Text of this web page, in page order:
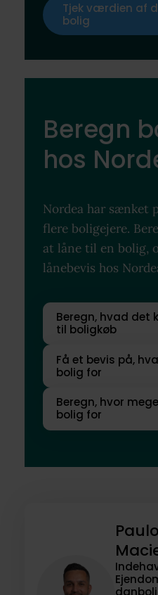
Tjek værdien af
bolig
Beregn
hos
Nordea har sænket
flere boligejere.
at låne til en bolig,
lånebevis hos
Beregn, hvad det
til boligkøb
Få et bevis på,
bolig for
Beregn, hvor
bolig for